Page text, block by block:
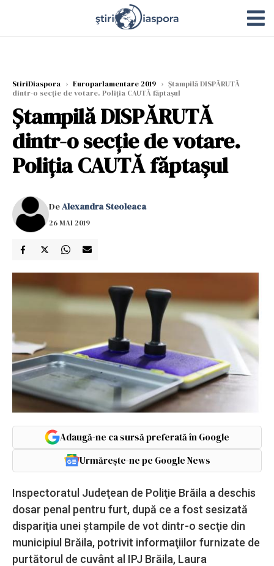
StiriDiaspora › Europarlamentare 2019 › Ștampilă DISPĂRUTĂ
dintr-o secție de votare. Poliția CAUTĂ făptașul
Ștampilă DISPĂRUTĂ
dintr-o secție de votare.
Poliția CAUTĂ făptașul
DeAlexandra Steoleaca
26 MAI 2019
Adaugă-ne ca sursă preferată în Google
Urmărește-ne pe Google News
Inspectoratul Judeţean de Poliţie Brăila a deschis
dosar penal pentru furt, după ce a fost sesizată
dispariţia unei ştampile de vot dintr-o secţie din
municipiul Brăila, potrivit informaţiilor furnizate de
purtătorul de cuvânt al IPJ Brăila, Laura